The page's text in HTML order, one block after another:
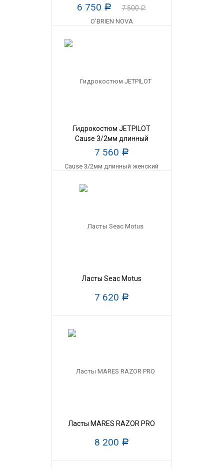
6 750 Р 7 500Р
Гидрокостюм JETPILOT
Cause 3/2мм длинный
женский
7 560 Р
Ласты Seac Motus
7 620 Р
Ласты MARES RAZOR PRO
8 200 Р